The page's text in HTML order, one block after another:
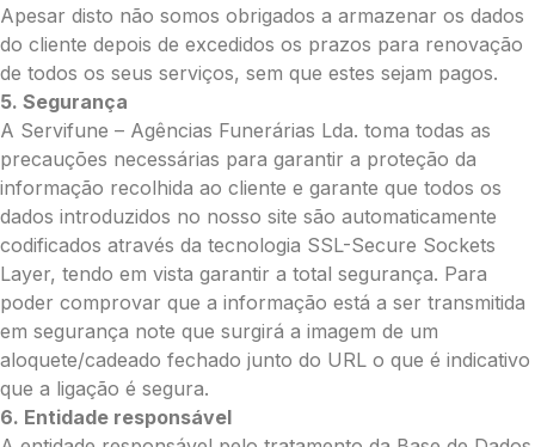
Total:
0.00
Enviar Flores
Apesar disto não somos obrigados a armazenar os dados
do cliente depois de excedidos os prazos para renovação
de todos os seus serviços, sem que estes sejam pagos.
5. Segurança
A Servifune – Agências Funerárias Lda. toma todas as
precauções necessárias para garantir a proteção da
informação recolhida ao cliente e garante que todos os
dados introduzidos no nosso site são automaticamente
codificados através da tecnologia SSL-Secure Sockets
Layer, tendo em vista garantir a total segurança. Para
poder comprovar que a informação está a ser transmitida
em segurança note que surgirá a imagem de um
aloquete/cadeado fechado junto do URL o que é indicativo
que a ligação é segura.
6. Entidade responsável